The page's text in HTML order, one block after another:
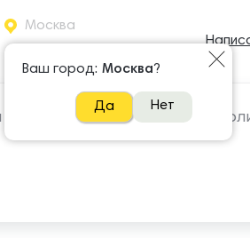
Москва
Ваш город: Москва?
Да Нет
+7 965 500 81 81
МЕЗО Пилинги